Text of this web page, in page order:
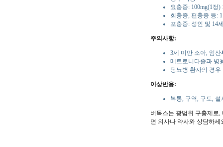
요충증: 100mg(1정
회충증, 편충증 등:
포충증: 성인 및 14
주의사항:
3세 미만 소아, 임
메트로니다졸과 병
당뇨병 환자의 경
이상반응:
복통, 구역, 구토,
버목스는 광범위 구충제로
면 의사나 약사와 상담하세